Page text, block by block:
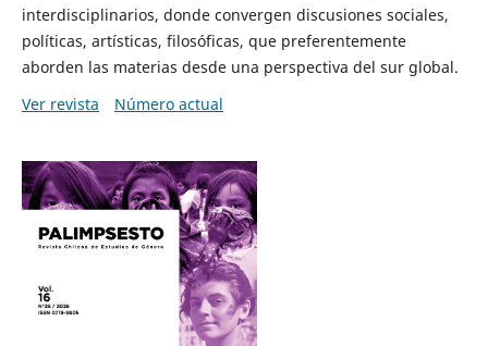
interdisciplinarios, donde convergen discusiones sociales,
políticas, artísticas, filosóficas, que preferentemente
aborden las materias desde una perspectiva del sur global.
Ver revista
Número actual